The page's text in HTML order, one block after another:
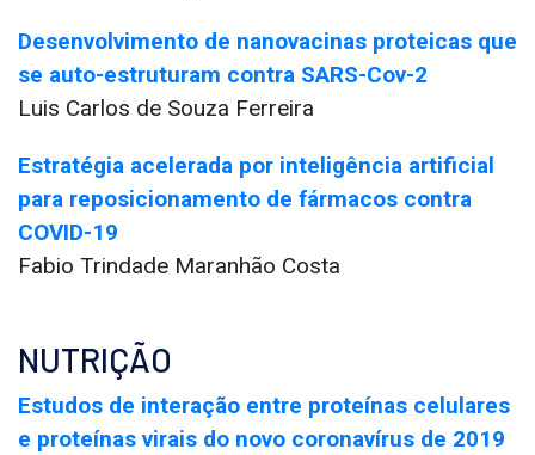
Desenvolvimento de nanovacinas proteicas que
se auto-estruturam contra SARS-Cov-2
Luis Carlos de Souza Ferreira
Estratégia acelerada por inteligência artificial
para reposicionamento de fármacos contra
COVID-19
Fabio Trindade Maranhão Costa
NUTRIÇÃO
Estudos de interação entre proteínas celulares
e proteínas virais do novo coronavírus de 2019